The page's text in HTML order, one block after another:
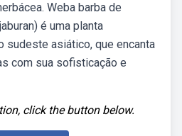
Weba barba de
é uma planta
sudeste asiático, que encanta
com sua sofisticação e
click the button below.